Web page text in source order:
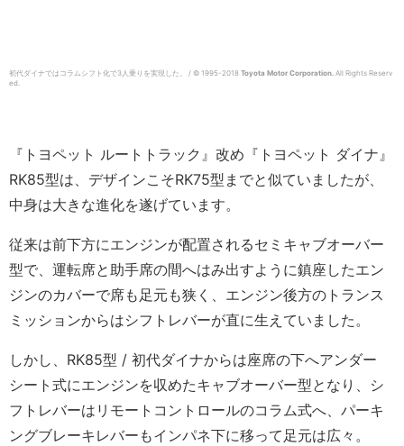
初代ダイナではコラムシフト化で3人乗りを実現した。 / © 1995-2018 Toyota Motor Corporation. All Rights Reserv
ed.
『トヨペット ルートトラック』改め『トヨペット ダイナ』
RK85型は、デザインこそRK75型までと似ていましたが、
中身は大きな進化を遂げています。
従来は前下方にエンジンが配置されるセミキャブオーバー
型で、運転席と助手席の間へはみ出すように鎮座したエン
ジンのカバーで席も足元も狭く、エンジン後方のトランス
ミッションからはシフトレバーが直に生えていました。
しかし、RK85型 / 初代ダイナからは座席の下へアンダー
シート式にエンジンを収めたキャブオーバー型となり、シ
フトレバーはリモートコントロールのコラム式へ、パーキ
ングブレーキレバーもインパネ下に移って足元は広々。